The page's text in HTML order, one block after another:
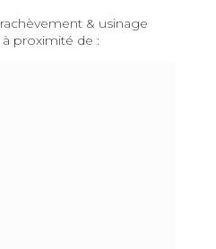
& usinage
à proximité de :